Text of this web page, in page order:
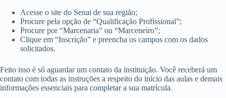
Acesse o site do Senai de sua região;
Procure pela opção de “Qualificação Profissional”;
Procure por “Marcenaria” ou “Marceneiro”;
Clique em “Inscrição” e preencha os campos com os dados
solicitados.
Feito isso é só aguardar um contato da instituição. Você receberá um
contato com todas as instruções a respeito do início das aulas e demais
informações essenciais para completar a sua matrícula.